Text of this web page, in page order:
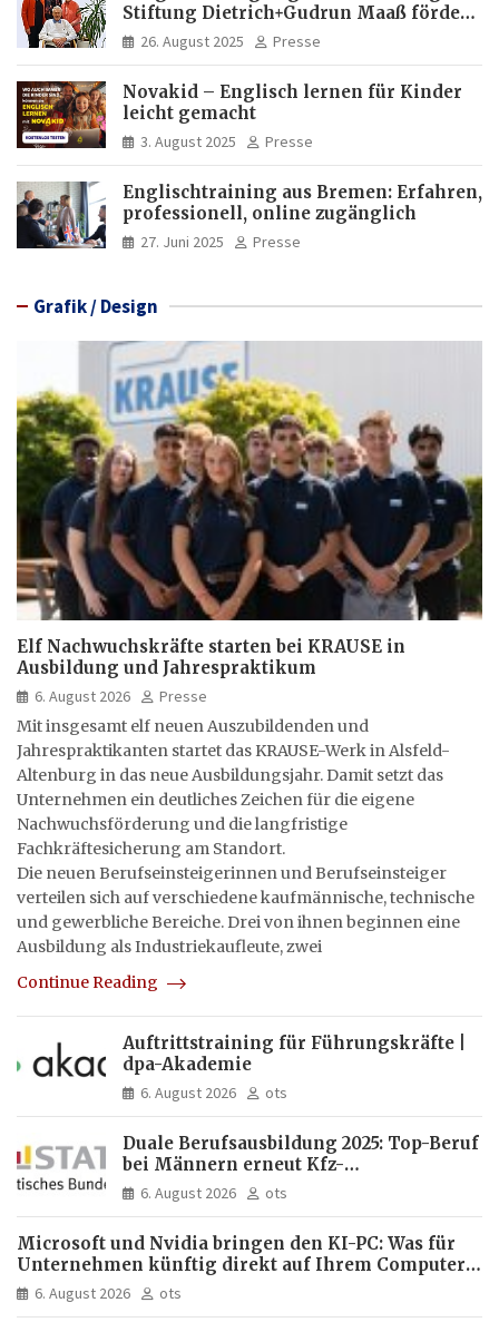
Stiftung Dietrich+Gudrun Maaß fördert
Deutschkenntnisse von Frauen
26. August 2025 Presse
Novakid – Englisch lernen für Kinder
leicht gemacht
3. August 2025 Presse
Englischtraining aus Bremen: Erfahren,
professionell, online zugänglich
27. Juni 2025 Presse
Grafik / Design
Elf Nachwuchskräfte starten bei KRAUSE in
Ausbildung und Jahrespraktikum
6. August 2026
Presse
Mit insgesamt elf neuen Auszubildenden und
Jahrespraktikanten startet das KRAUSE-Werk in Alsfeld-
Altenburg in das neue Ausbildungsjahr. Damit setzt das
Unternehmen ein deutliches Zeichen für die eigene
Nachwuchsförderung und die langfristige
Fachkräftesicherung am Standort.
Die neuen Berufseinsteigerinnen und Berufseinsteiger
verteilen sich auf verschiedene kaufmännische, technische
und gewerbliche Bereiche. Drei von ihnen beginnen eine
Ausbildung als Industriekaufleute, zwei
Continue Reading
Auftrittstraining für Führungskräfte |
dpa-Akademie
6. August 2026 ots
Duale Berufsausbildung 2025: Top-Beruf
bei Männern erneut Kfz-
Mechatroniker, bei Frauen
medizinische Fachangestellte
6. August 2026 ots
Microsoft und Nvidia bringen den KI-PC: Was für
Unternehmen künftig direkt auf Ihrem Computer
läuft und was weiter in der Cloud bleibt
6. August 2026 ots